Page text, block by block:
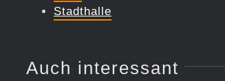
Stadthalle
Auch interessant